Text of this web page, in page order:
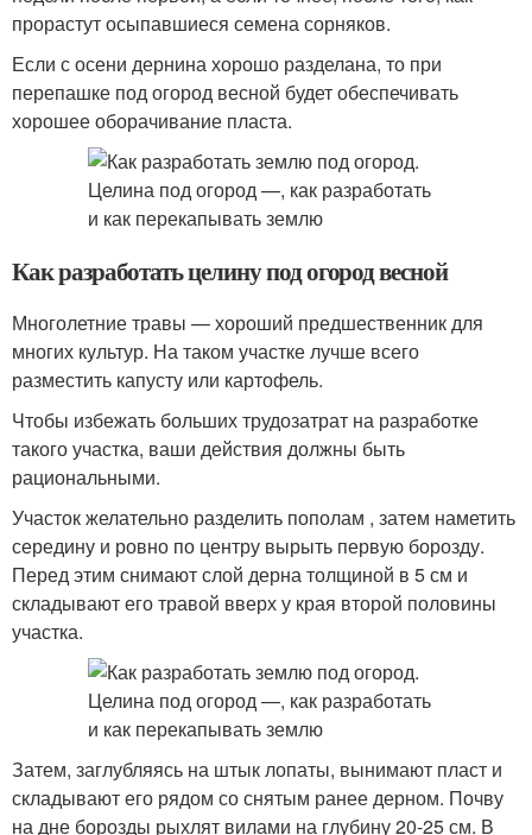
прорастут осыпавшиеся семена сорняков.
Если с осени дернина хорошо разделана, то при
перепашке под огород весной будет обеспечивать
хорошее оборачивание пласта.
Как разработать целину под огород весной
Многолетние травы — хороший предшественник для
многих культур. На таком участке лучше всего
разместить капусту или картофель.
Чтобы избежать больших трудозатрат на разработке
такого участка, ваши действия должны быть
рациональными.
Участок желательно разделить пополам , затем наметить
середину и ровно по центру вырыть первую борозду.
Перед этим снимают слой дерна толщиной в 5 см и
складывают его травой вверх у края второй половины
участка.
Затем, заглубляясь на штык лопаты, вынимают пласт и
складывают его рядом со снятым ранее дерном. Почву
на дне борозды рыхлят вилами на глубину 20-25 см. В